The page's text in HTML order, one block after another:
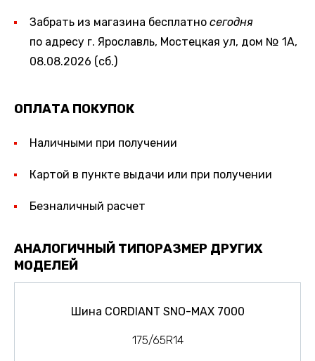
Забрать из магазина бесплатно сегодня
по адресу г. Ярославль, Мостецкая ул, дом № 1А,
08.08.2026 (сб.)
ОПЛАТА ПОКУПОК
Наличными при получении
Картой в пункте выдачи или при получении
Безналичный расчет
АНАЛОГИЧНЫЙ ТИПОРАЗМЕР ДРУГИХ
МОДЕЛЕЙ
Шина CORDIANT SNO-MAX 7000
175/65R14